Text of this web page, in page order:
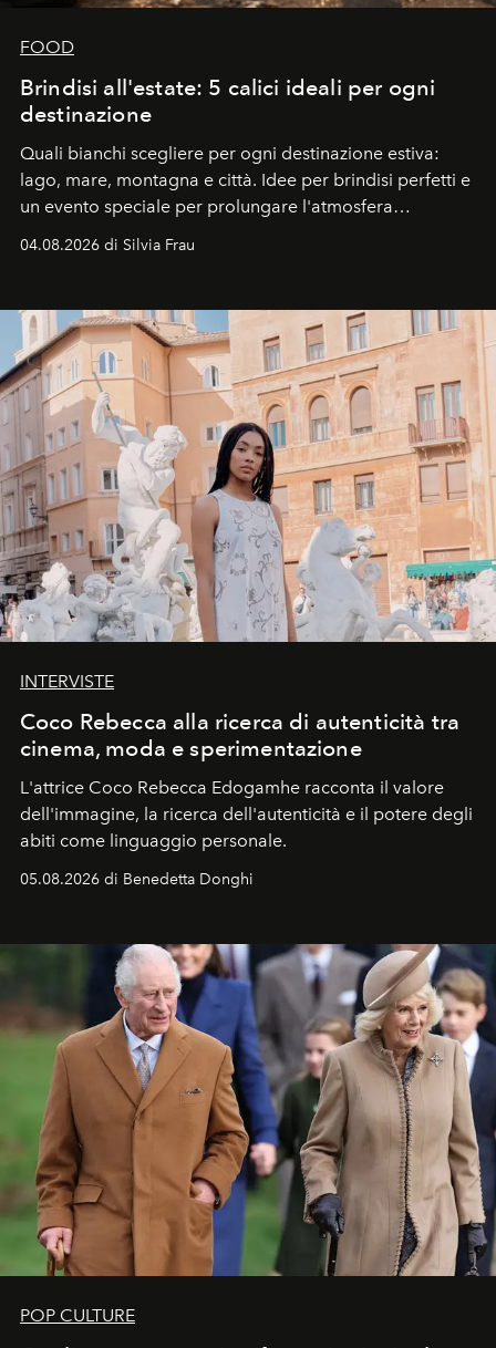
FOOD
Brindisi all'estate: 5 calici ideali per ogni
destinazione
Quali bianchi scegliere per ogni destinazione estiva:
lago, mare, montagna e città. Idee per brindisi perfetti e
un evento speciale per prolungare l'atmosfera
04.08.2026 di Silvia Frau
INTERVISTE
Coco Rebecca alla ricerca di autenticità tra
cinema, moda e sperimentazione
L'attrice Coco Rebecca Edogamhe racconta il valore
dell'immagine, la ricerca dell'autenticità e il potere degli
abiti come linguaggio personale.
05.08.2026 di Benedetta Donghi
POP CULTURE